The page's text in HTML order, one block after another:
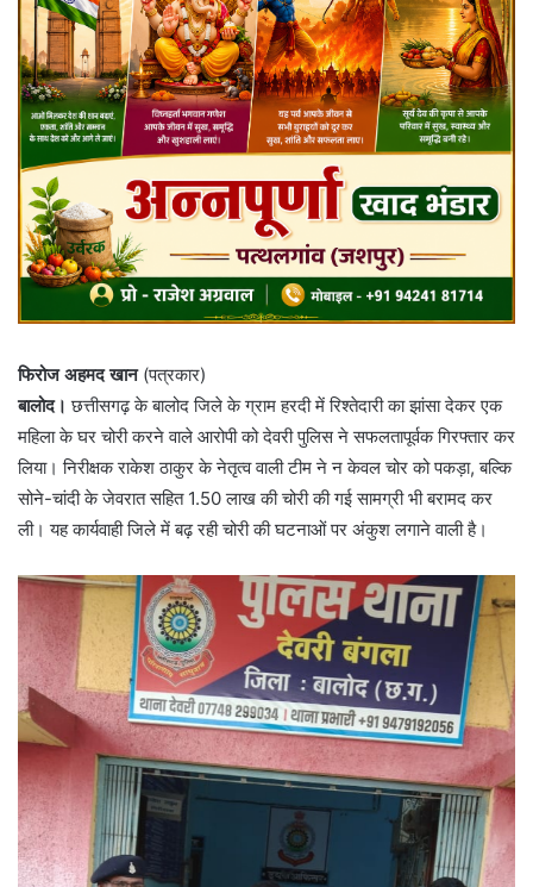
फिरोज अहमद खान(पत्रकार)
बालोद। छत्तीसगढ़ के बालोद जिले के ग्राम हरदी में रिश्तेदारी का झांसा देकर एक
महिला के घर चोरी करने वाले आरोपी को देवरी पुलिस ने सफलतापूर्वक गिरफ्तार कर
लिया। निरीक्षक राकेश ठाकुर के नेतृत्व वाली टीम ने न केवल चोर को पकड़ा, बल्कि
सोने-चांदी के जेवरात सहित 1.50 लाख की चोरी की गई सामग्री भी बरामद कर
ली। यह कार्यवाही जिले में बढ़ रही चोरी की घटनाओं पर अंकुश लगाने वाली है।